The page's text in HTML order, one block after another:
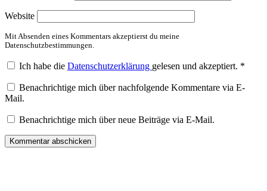
Website
Mit Absenden eines Kommentars akzeptierst du meine
Datenschutzbestimmungen.
Ich habe die Datenschutzerklärung gelesen und akzeptiert. *
Benachrichtige mich über nachfolgende Kommentare via E-
Mail.
Benachrichtige mich über neue Beiträge via E-Mail.